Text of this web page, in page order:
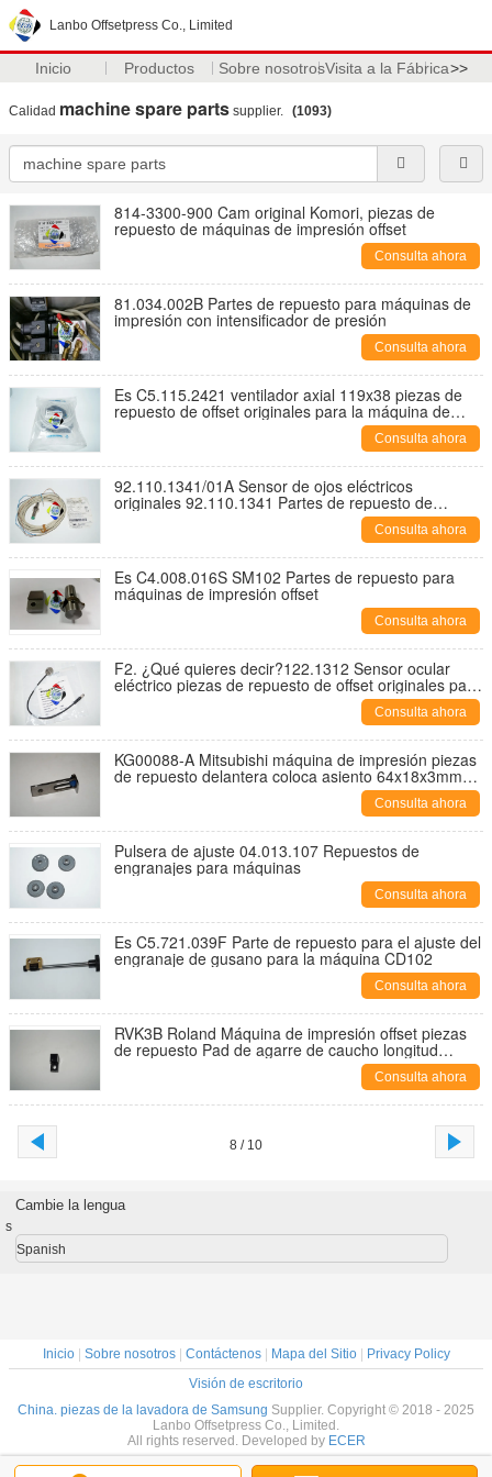
Lanbo Offsetpress Co., Limited
Inicio Productos Sobre nosotrosVisita a la Fábrica>>
Calidad machine spare parts supplier. (1093)
814-3300-900 Cam original Komori, piezas de
repuesto de máquinas de impresión offset
Consulta ahora
81.034.002B Partes de repuesto para máquinas de
impresión con intensificador de presión
Consulta ahora
Es C5.115.2421 ventilador axial 119x38 piezas de
repuesto de offset originales para la máquina de
Consulta ahora
92.110.1341/01A Sensor de ojos eléctricos
originales 92.110.1341 Partes de repuesto de
Consulta ahora
Es C4.008.016S SM102 Partes de repuesto para
máquinas de impresión offset
Consulta ahora
F2. ¿Qué quieres decir?122.1312 Sensor ocular
eléctrico piezas de repuesto de offset originales para
Consulta ahora
KG00088-A Mitsubishi máquina de impresión piezas
de repuesto delantera coloca asiento 64x18x3mm
Consulta ahora
Pulsera de ajuste 04.013.107 Repuestos de
engranajes para máquinas
Consulta ahora
Es C5.721.039F Parte de repuesto para el ajuste del
engranaje de gusano para la máquina CD102
Consulta ahora
RVK3B Roland Máquina de impresión offset piezas
de repuesto Pad de agarre de caucho longitud
Consulta ahora
8 / 10
Cambie la lengua
s
Spanish
Inicio| Sobre nosotros| Contáctenos| Mapa del Sitio|
Privacy Policy
Visión de escritorio
China. piezas de la lavadora de Samsung Supplier. Copyright © 2018 - 2025
Lanbo Offsetpress Co., Limited.
All rights reserved. Developed by ECER